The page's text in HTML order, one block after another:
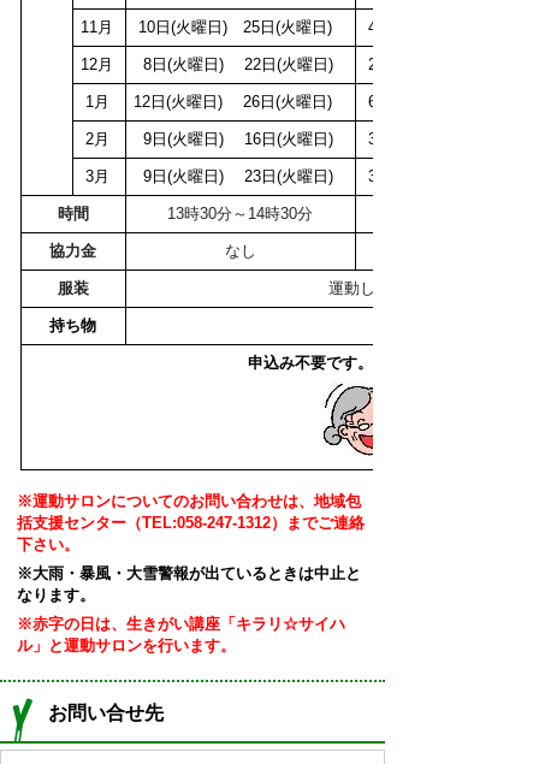
11月 10日(火曜日) 25日(火曜日) 4日(水曜日) 18日(水曜
12月 8日(火曜日) 22日(火曜日) 2日(水曜日) 16日(水曜
1月 12日(火曜日) 26日(火曜日) 6日(水曜日) 20日(水曜
2月 9日(火曜日) 16日(火曜日) 3日(水曜日)
3月 9日(火曜日) 23日(火曜日) 3日(水曜日) 17日(水曜
時間 13時30分～14時30分
協力金 なし
服装 運動しやすい服装でお越し
持ち物
申込み不要です。直接会場へお越しくだ
※運動サロンについてのお問い合わせは、地域包
括支援センター（TEL:058-247-1312）までご連絡
下さい。
※大雨・暴風・大雪警報が出ているときは中止と
なります。
※赤字の日は、生きがい講座「キラリ☆サイハ
ル」と運動サロンを行います。
お問い合せ先